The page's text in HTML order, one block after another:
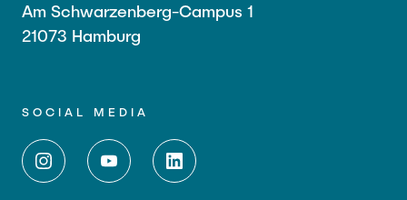
Am Schwarzenberg-Campus 1
21073 Hamburg
SOCIAL MEDIA